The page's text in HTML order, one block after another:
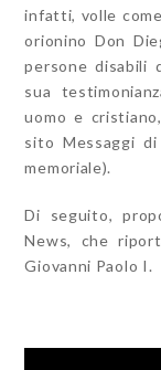
infatti, volle
orionino Don
persone disabili
sua
uomo e
sito Messaggi
memoriale).
Di seguito,
News, che
Giovanni Paolo I.